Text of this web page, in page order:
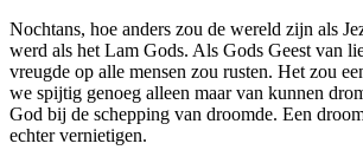
Nochtans, hoe anders zou de wereld zijn als
werd als het Lam Gods. Als Gods Geest van
vreugde op alle mensen zou rusten. Het zou
we spijtig genoeg alleen maar van kunnen
God bij de schepping van droomde. Een
echter vernietigen.